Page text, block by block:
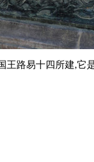
王路易十四所建,它